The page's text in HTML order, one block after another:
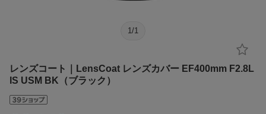
1 /1
レンズコート｜LensCoat レンズカバー EF400mm F2.8L
IS USM BK（ブラック）